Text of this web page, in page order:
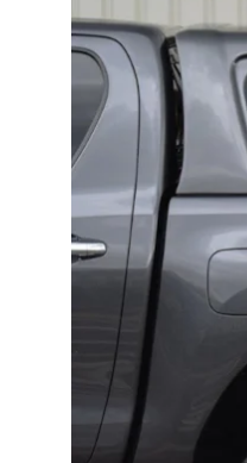
LED lisävalot ja majakat
Outlet
Lava-autojen tuotteet
Pakettiautotuotteet